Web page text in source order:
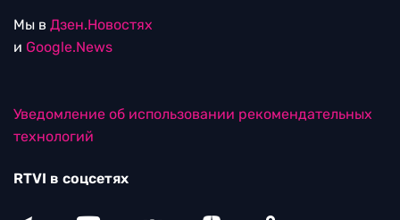
Мы в Дзен.Новостях
и Google.News
Уведомление об использовании рекомендательных
технологий
RTVI в соцсетях